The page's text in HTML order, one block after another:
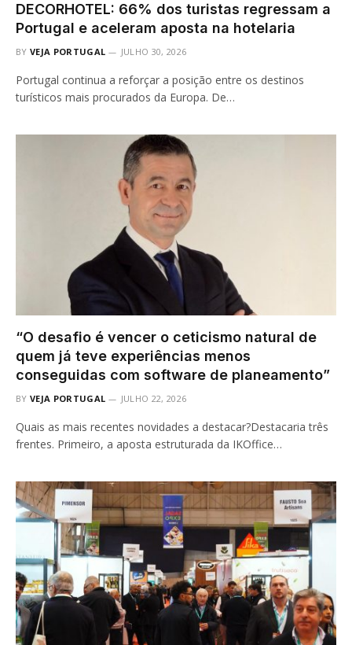
DECORHOTEL: 66% dos turistas regressam a
Portugal e aceleram aposta na hotelaria
BY VEJA PORTUGAL JULHO 30, 2026
Portugal continua a reforçar a posição entre os destinos
turísticos mais procurados da Europa. De…
“O desafio é vencer o ceticismo natural de
quem já teve experiências menos
conseguidas com software de planeamento”
BY VEJA PORTUGAL JULHO 22, 2026
Quais as mais recentes novidades a destacar?Destacaria três
frentes. Primeiro, a aposta estruturada da IKOffice…